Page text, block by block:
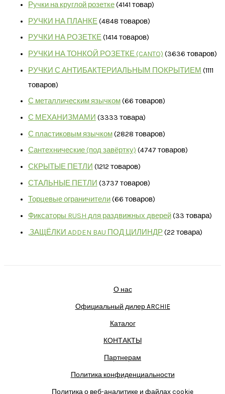
Ручки на круглой розетке 4141 товар
РУЧКИ НА ПЛАНКЕ 4848 товаров
РУЧКИ НА РОЗЕТКЕ 1414 товаров
РУЧКИ НА ТОНКОЙ РОЗЕТКЕ (CANTO) 3636 товаров
РУЧКИ С АНТИБАКТЕРИАЛЬНЫМ ПОКРЫТИЕМ
1111
товаров
С металлическим язычком 66 товаров
С МЕХАНИЗМАМИ 3333 товара
С пластиковым язычком 2828 товаров
Сантехнические (под завёртку) 4747 товаров
СКРЫТЫЕ ПЕТЛИ 1212 товаров
СТАЛЬНЫЕ ПЕТЛИ 3737 товаров
Торцевые ограничители 66 товаров
Фиксаторы RUSH для раздвижных дверей 33 товара
,ЗАЩЁЛКИ ADDEN BAU ПОД ЦИЛИНДР 22 товара
О нас
Официальный дилер ARCHIE
Каталог
КОНТАКТЫ
Партнерам
Политика конфиденциальности
Политика о веб-аналитике и файлах cookie